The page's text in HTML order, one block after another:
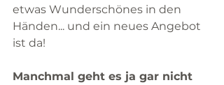
etwas Wunderschönes in den
Händen... und ein neues Angebot
ist da!
Manchmal geht es ja gar nicht